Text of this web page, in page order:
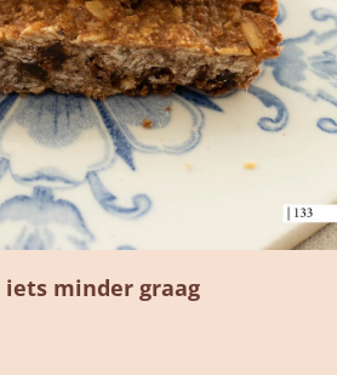
iets minder graag